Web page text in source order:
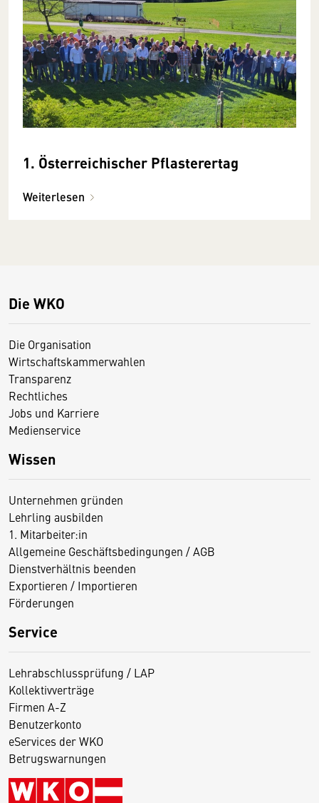
1. Österreichischer Pflasterertag
Weiterlesen
Die WKO
Die Organisation
Wirtschaftskammerwahlen
Transparenz
Rechtliches
Jobs und Karriere
Medienservice
Wissen
Unternehmen gründen
Lehrling ausbilden
1. Mitarbeiter:in
Allgemeine Geschäftsbedingungen / AGB
Dienstverhältnis beenden
Exportieren / Importieren
Förderungen
Service
Lehrabschlussprüfung / LAP
Kollektivverträge
Firmen A-Z
Benutzerkonto
eServices der WKO
Betrugswarnungen